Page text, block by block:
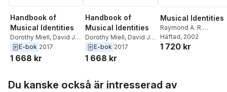
Handbook of
Musical Identities
Dorothy Miell, David J.
Hargreaves,Raymond
MacDonald
E-bok 2017
1 668 kr
Handbook of
Musical Identities
Dorothy Miell, David J.
Hargreaves,Raymond
MacDonald
E-bok 2017
1 668 kr
Musical Identities
Raymond A. R.
MacDonald,David J
Hargreaves
Häftad, 2002
1 720 kr
Du kanske också är intresserad av